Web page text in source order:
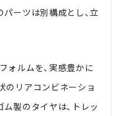
ーツは別構成とし、立
ォルムを、実感豊かに
のリアコンビネーショ
製のタイヤは、トレッ